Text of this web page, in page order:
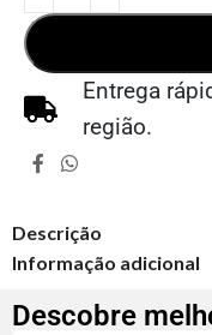
Entrega
região.
Descrição
Informação adicional
Descobre